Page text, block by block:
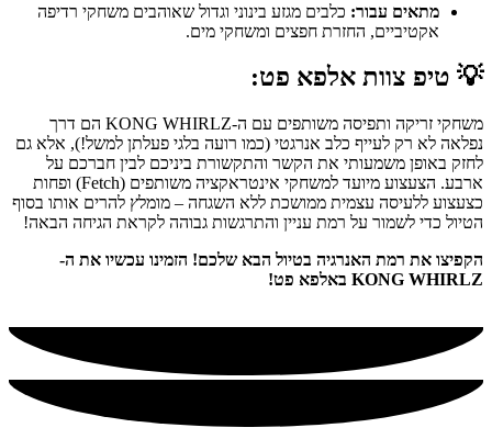
מתאים עבור: כלבים מגזע בינוני וגדול שאוהבים משחקי רדיפה
אקטיביים, החזרת חפצים ומשחקי מים.
💡 טיפ צוות אלפא פט:
משחקי זריקה ותפיסה משותפים עם ה-KONG WHIRLZ הם דרך
נפלאה לא רק לעייף כלב אנרגטי (כמו רועה בלגי פעלתן למשל!), אלא גם
לחזק באופן משמעותי את הקשר והתקשורת ביניכם לבין חברכם על
ארבע. הצעצוע מיועד למשחקי אינטראקציה משותפים (Fetch) ופחות
כצעצוע ללעיסה עצמית ממושכת ללא השגחה – מומלץ להרים אותו בסוף
הטיול כדי לשמור על רמת עניין והתרגשות גבוהה לקראת הגיחה הבאה!
הקפיצו את רמת האנרגיה בטיול הבא שלכם! הזמינו עכשיו את ה-
KONG WHIRLZ באלפא פט!